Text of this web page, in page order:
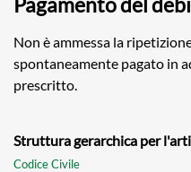
Non è ammessa la
spontaneamente pagato in
prescritto.
Struttura gerarchica per
Codice Civile